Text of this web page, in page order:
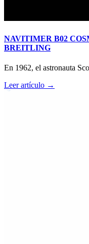
RM O7-01
NAVITIMER B02
BREITLING
En 1962, el astronauta
Leer artículo →